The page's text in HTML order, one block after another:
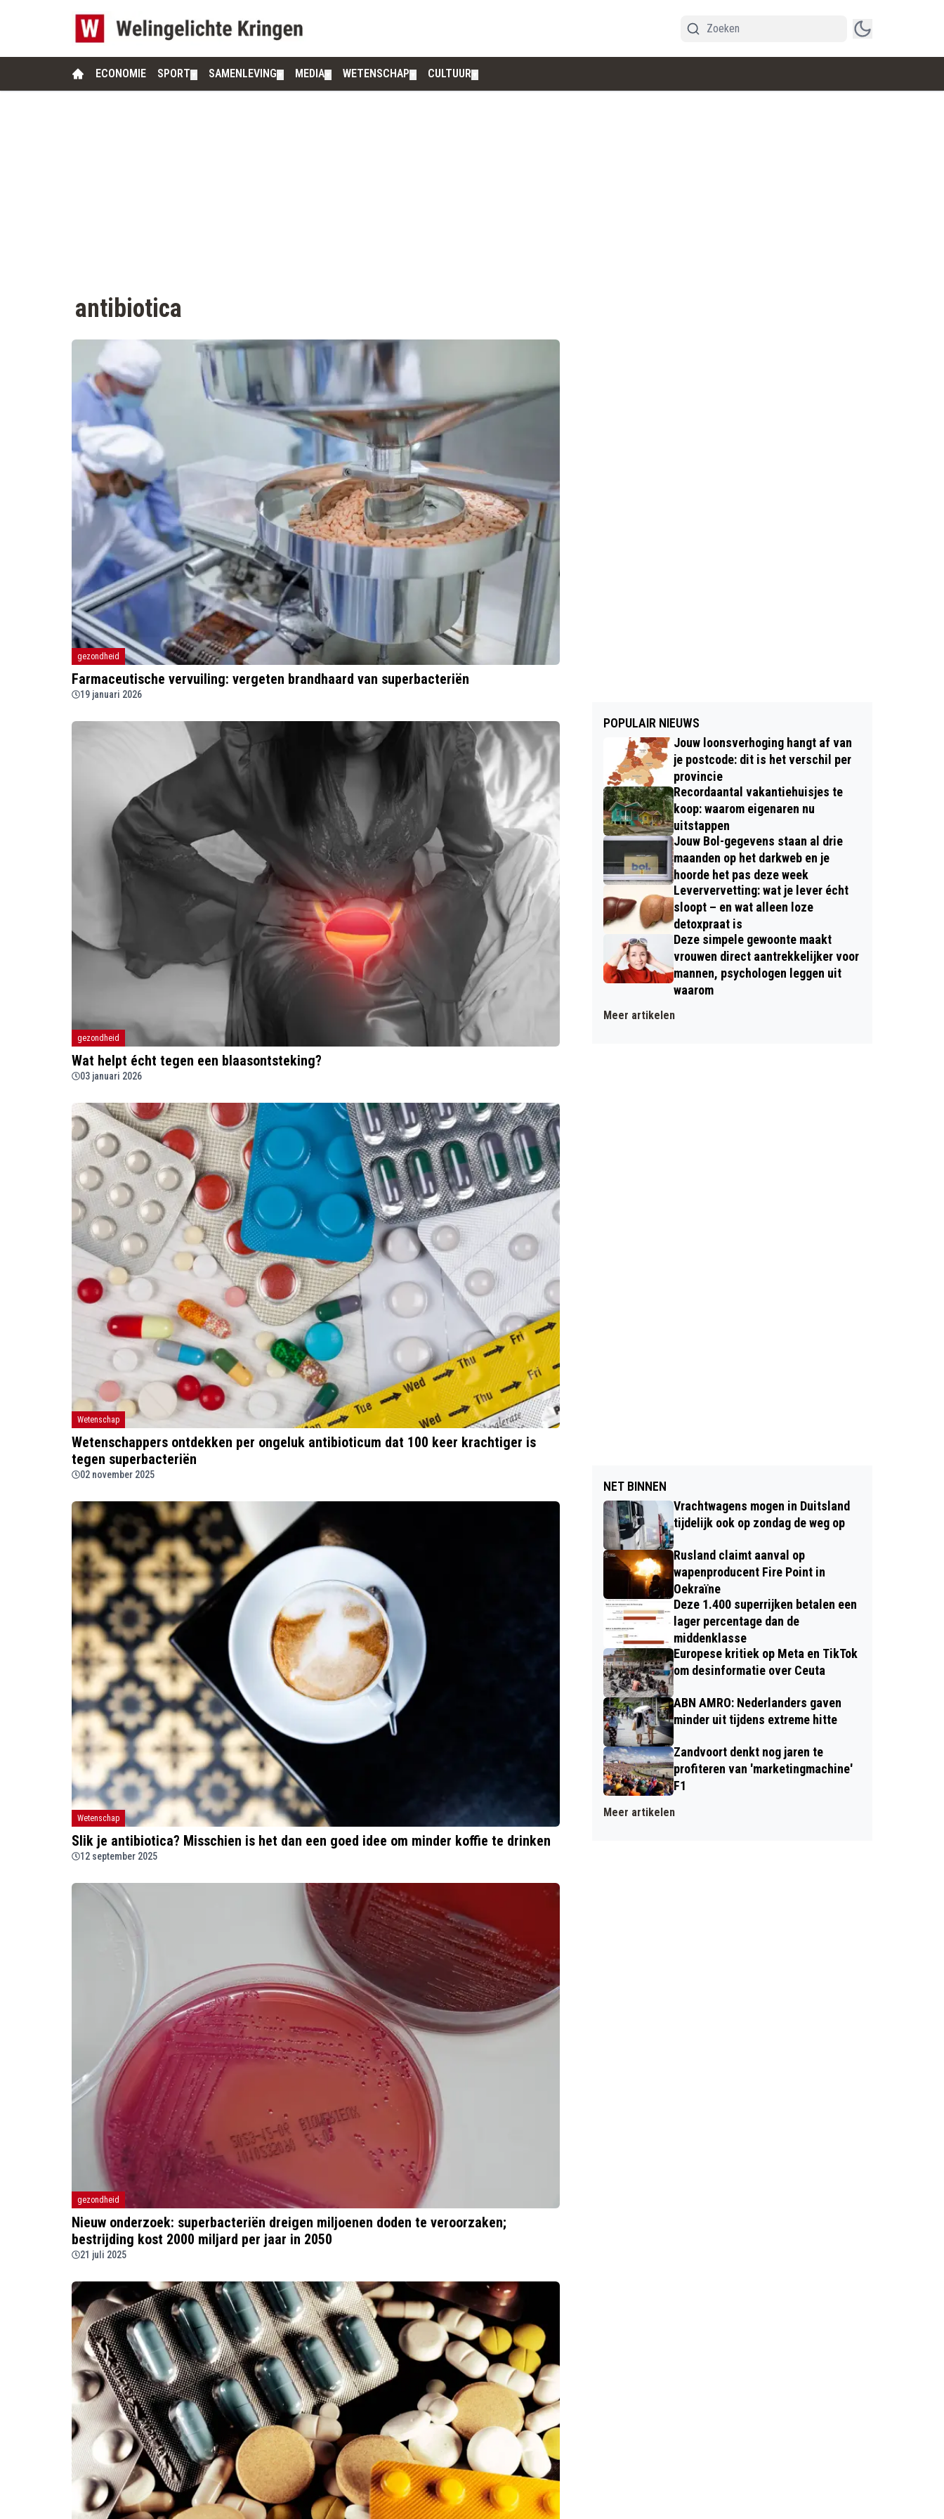
ECONOMIE SPORT SAMENLEVING MEDIA WETENSCHAP CULTUUR
antibiotica
gezondheid
Farmaceutische vervuiling: vergeten brandhaard van superbacteriën
19 januari 2026
gezondheid
Wat helpt écht tegen een blaasontsteking?
03 januari 2026
Wetenschap
Wetenschappers ontdekken per ongeluk antibioticum dat 100 keer krachtiger is
tegen superbacteriën
02 november 2025
Wetenschap
Slik je antibiotica? Misschien is het dan een goed idee om minder koffie te drinken
12 september 2025
gezondheid
Nieuw onderzoek: superbacteriën dreigen miljoenen doden te veroorzaken;
bestrijding kost 2000 miljard per jaar in 2050
21 juli 2025
POPULAIR NIEUWS
Jouw loonsverhoging hangt af van
je postcode: dit is het verschil per
provincie
Recordaantal vakantiehuisjes te
koop: waarom eigenaren nu
uitstappen
Jouw Bol-gegevens staan al drie
maanden op het darkweb en je
hoorde het pas deze week
Leververvetting: wat je lever écht
sloopt – en wat alleen loze
detoxpraat is
Deze simpele gewoonte maakt
vrouwen direct aantrekkelijker voor
mannen, psychologen leggen uit
waarom
Meer artikelen
NET BINNEN
Vrachtwagens mogen in Duitsland
tijdelijk ook op zondag de weg op
Rusland claimt aanval op
wapenproducent Fire Point in
Oekraïne
Deze 1.400 superrijken betalen een
lager percentage dan de
middenklasse
Europese kritiek op Meta en TikTok
om desinformatie over Ceuta
ABN AMRO: Nederlanders gaven
minder uit tijdens extreme hitte
Zandvoort denkt nog jaren te
profiteren van 'marketingmachine'
F1
Meer artikelen